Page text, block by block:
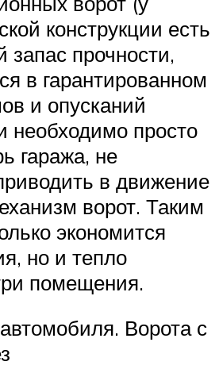
конструкции есть
запас прочности,
в гарантированном
и опусканий
необходимо просто
гаража, не
в движение
ворот. Таким
экономится
но и тепло
помещения.
Ворота с